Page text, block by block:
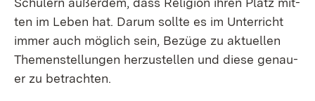
ten im Le­ben hat. Dar­um soll­te es im Un­ter­richt
im­mer auch mög­lich sein, Be­zü­ge zu ak­tu­el­len
The­men­stel­lun­gen her­zu­stel­len und die­se ge­nau­
er zu be­trach­ten.